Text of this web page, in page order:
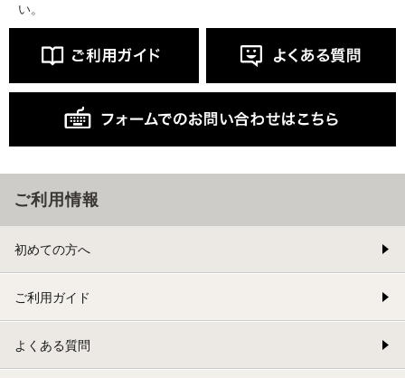
い。
ご利用情報
初めての方へ
ご利用ガイド
よくある質問